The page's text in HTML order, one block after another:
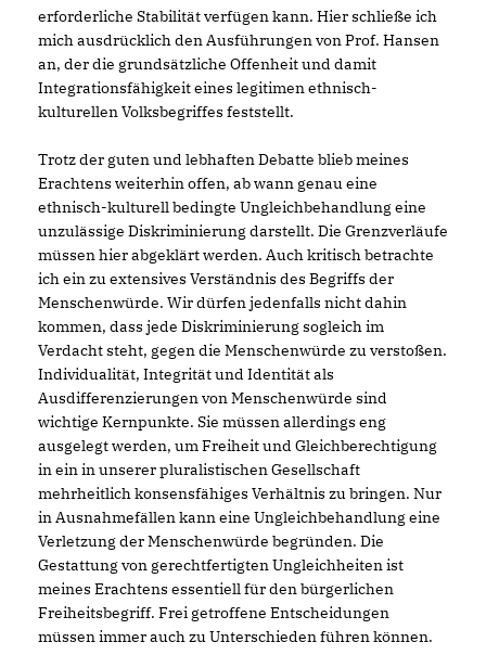
erforderliche Stabilität verfügen kann. Hier schließe ich
mich ausdrücklich den Ausführungen von Prof. Hansen
an, der die grundsätzliche Offenheit und damit
Integrationsfähigkeit eines legitimen ethnisch-
kulturellen Volksbegriffes feststellt.
Trotz der guten und lebhaften Debatte blieb meines
Erachtens weiterhin offen, ab wann genau eine
ethnisch-kulturell bedingte Ungleichbehandlung eine
unzulässige Diskriminierung darstellt. Die Grenzverläufe
müssen hier abgeklärt werden. Auch kritisch betrachte
ich ein zu extensives Verständnis des Begriffs der
Menschenwürde. Wir dürfen jedenfalls nicht dahin
kommen, dass jede Diskriminierung sogleich im
Verdacht steht, gegen die Menschenwürde zu verstoßen.
Individualität, Integrität und Identität als
Ausdifferenzierungen von Menschenwürde sind
wichtige Kernpunkte. Sie müssen allerdings eng
ausgelegt werden, um Freiheit und Gleichberechtigung
in ein in unserer pluralistischen Gesellschaft
mehrheitlich konsensfähiges Verhältnis zu bringen. Nur
in Ausnahmefällen kann eine Ungleichbehandlung eine
Verletzung der Menschenwürde begründen. Die
Gestattung von gerechtfertigten Ungleichheiten ist
meines Erachtens essentiell für den bürgerlichen
Freiheitsbegriff. Frei getroffene Entscheidungen
müssen immer auch zu Unterschieden führen können.